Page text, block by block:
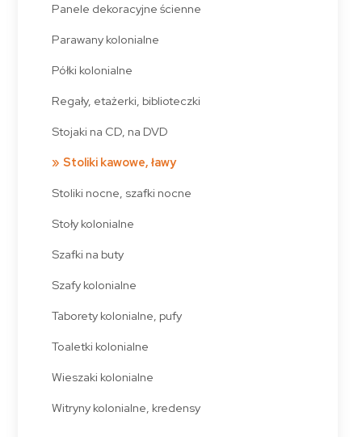
Panele dekoracyjne ścienne
Parawany kolonialne
Półki kolonialne
Regały, etażerki, biblioteczki
Stojaki na CD, na DVD
Stoliki kawowe, ławy
Stoliki nocne, szafki nocne
Stoły kolonialne
Szafki na buty
Szafy kolonialne
Taborety kolonialne, pufy
Toaletki kolonialne
Wieszaki kolonialne
Witryny kolonialne, kredensy